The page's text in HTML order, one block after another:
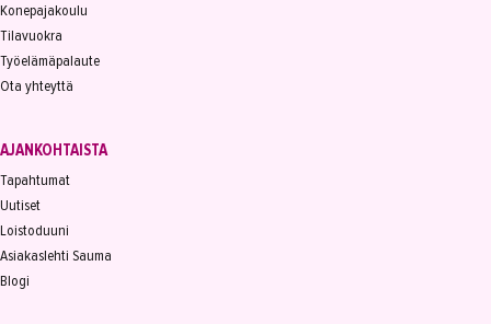
Konepajakoulu
Tilavuokra
Työelämäpalaute
Ota yhteyttä
AJANKOHTAISTA
Tapahtumat
Uutiset
Loistoduuni
Asiakaslehti Sauma
Blogi